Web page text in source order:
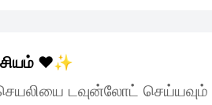
❤️✨
டவுன்லோட் செய்யவும்